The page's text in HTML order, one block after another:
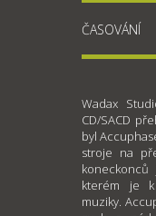
ČASOVÁNÍ
Wadax
CD/SACD
byl
stroje na
kterém je k
muziky.